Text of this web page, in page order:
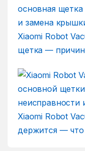
Xiaomi Robot
щетка —
Xiaomi Robot
держится — что